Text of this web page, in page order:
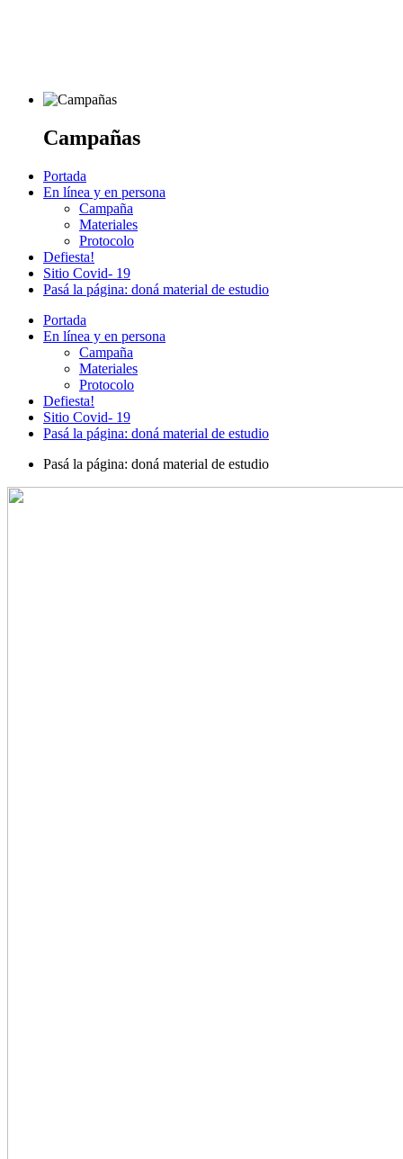
Campañas
Portada
En línea y en persona
Campaña
Materiales
Protocolo
Defiesta!
Sitio Covid- 19
Pasá la página: doná material de estudio
Portada
En línea y en persona
Campaña
Materiales
Protocolo
Defiesta!
Sitio Covid- 19
Pasá la página: doná material de estudio
Pasá la página: doná material de estudio